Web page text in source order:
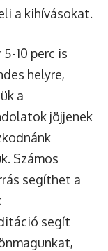
a kihívásokat.
10 perc is
helyre,
a
jöjjenek
Számos
segíthet a
segít